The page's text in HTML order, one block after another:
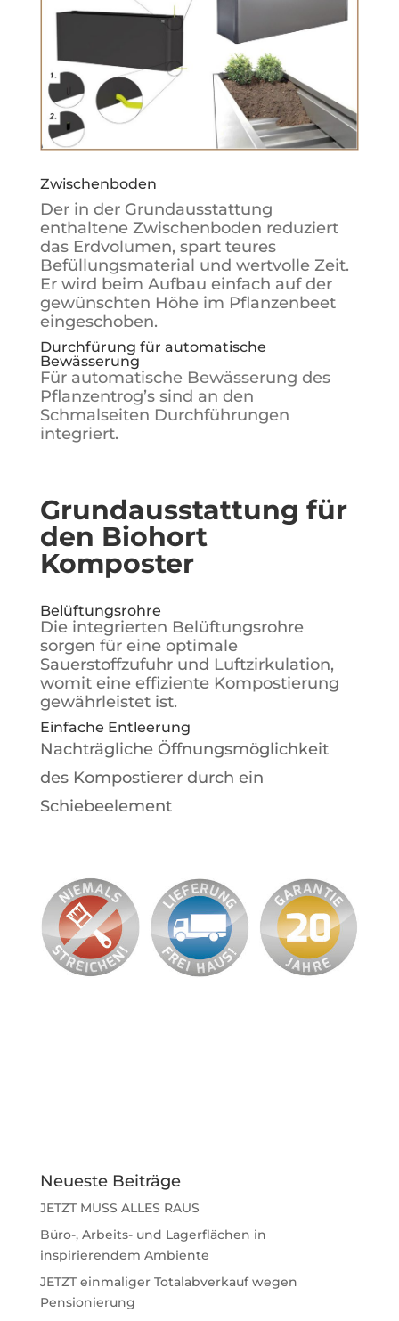
Zwischenboden
Der in der Grundausstattung
enthaltene Zwischenboden reduziert
das Erdvolumen, spart teures
Befüllungsmaterial und wertvolle Zeit.
Er wird beim Aufbau einfach auf der
gewünschten Höhe im Pflanzenbeet
eingeschoben.
Durchfürung für automatische
Bewässerung
Für automatische Bewässerung des
Pflanzentrog’s sind an den
Schmalseiten Durchführungen
integriert.
Grundausstattung für
den Biohort
Komposter
Belüftungsrohre
Die integrierten Belüftungsrohre
sorgen für eine optimale
Sauerstoffzufuhr und Luftzirkulation,
womit eine effiziente Kompostierung
gewährleistet ist.
Einfache Entleerung
Nachträgliche Öffnungsmöglichkeit
des Kompostierer durch ein
Schiebeelement
Neueste Beiträge
JETZT MUSS ALLES RAUS
Büro-, Arbeits- und Lagerflächen in
inspirierendem Ambiente
JETZT einmaliger Totalabverkauf wegen
Pensionierung